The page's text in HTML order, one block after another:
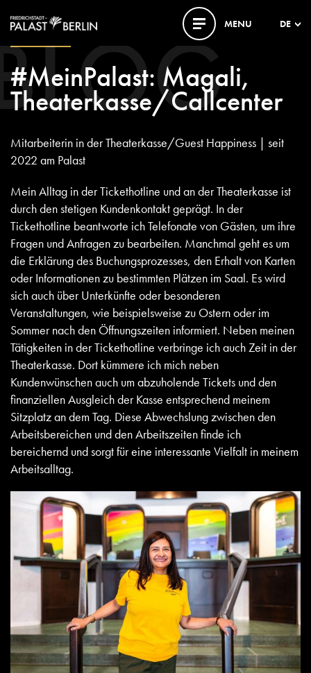
MENU DE
#MeinPalast: Magali,
Theaterkasse/Callcenter
Mitarbeiterin in der Theaterkasse/Guest Happiness | seit
2022 am Palast
Mein Alltag in der Tickethotline und an der Theaterkasse ist
durch den stetigen Kundenkontakt geprägt. In der
Tickethotline beantworte ich Telefonate von Gästen, um ihre
Fragen und Anfragen zu bearbeiten. Manchmal geht es um
die Erklärung des Buchungsprozesses, den Erhalt von Karten
oder Informationen zu bestimmten Plätzen im Saal. Es wird
sich auch über Unterkünfte oder besonderen
Veranstaltungen, wie beispielsweise zu Ostern oder im
Sommer nach den Öffnungszeiten informiert. Neben meinen
Tätigkeiten in der Tickethotline verbringe ich auch Zeit in der
Theaterkasse. Dort kümmere ich mich neben
Kundenwünschen auch um abzuholende Tickets und den
finanziellen Ausgleich der Kasse entsprechend meinem
Sitzplatz an dem Tag. Diese Abwechslung zwischen den
Arbeitsbereichen und den Arbeitszeiten finde ich
bereichernd und sorgt für eine interessante Vielfalt in meinem
Arbeitsalltag.